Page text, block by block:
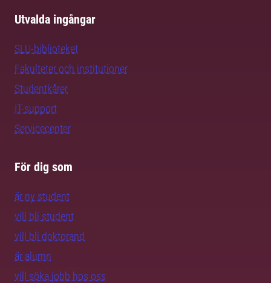
Utvalda ingångar
SLU-biblioteket
Fakulteter och institutioner
Studentkårer
IT-support
Servicecenter
För dig som
är ny student
vill bli student
vill bli doktorand
är alumn
vill söka jobb hos oss